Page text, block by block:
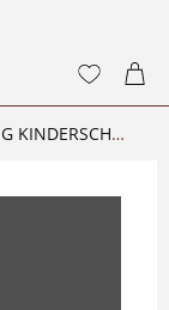
TAUFKETTE SILBER IM FLUG KINDERSCHMUCK ZUR TAUFE